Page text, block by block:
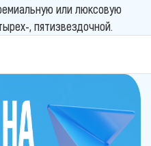
или люксовую
, пятизвездочной.